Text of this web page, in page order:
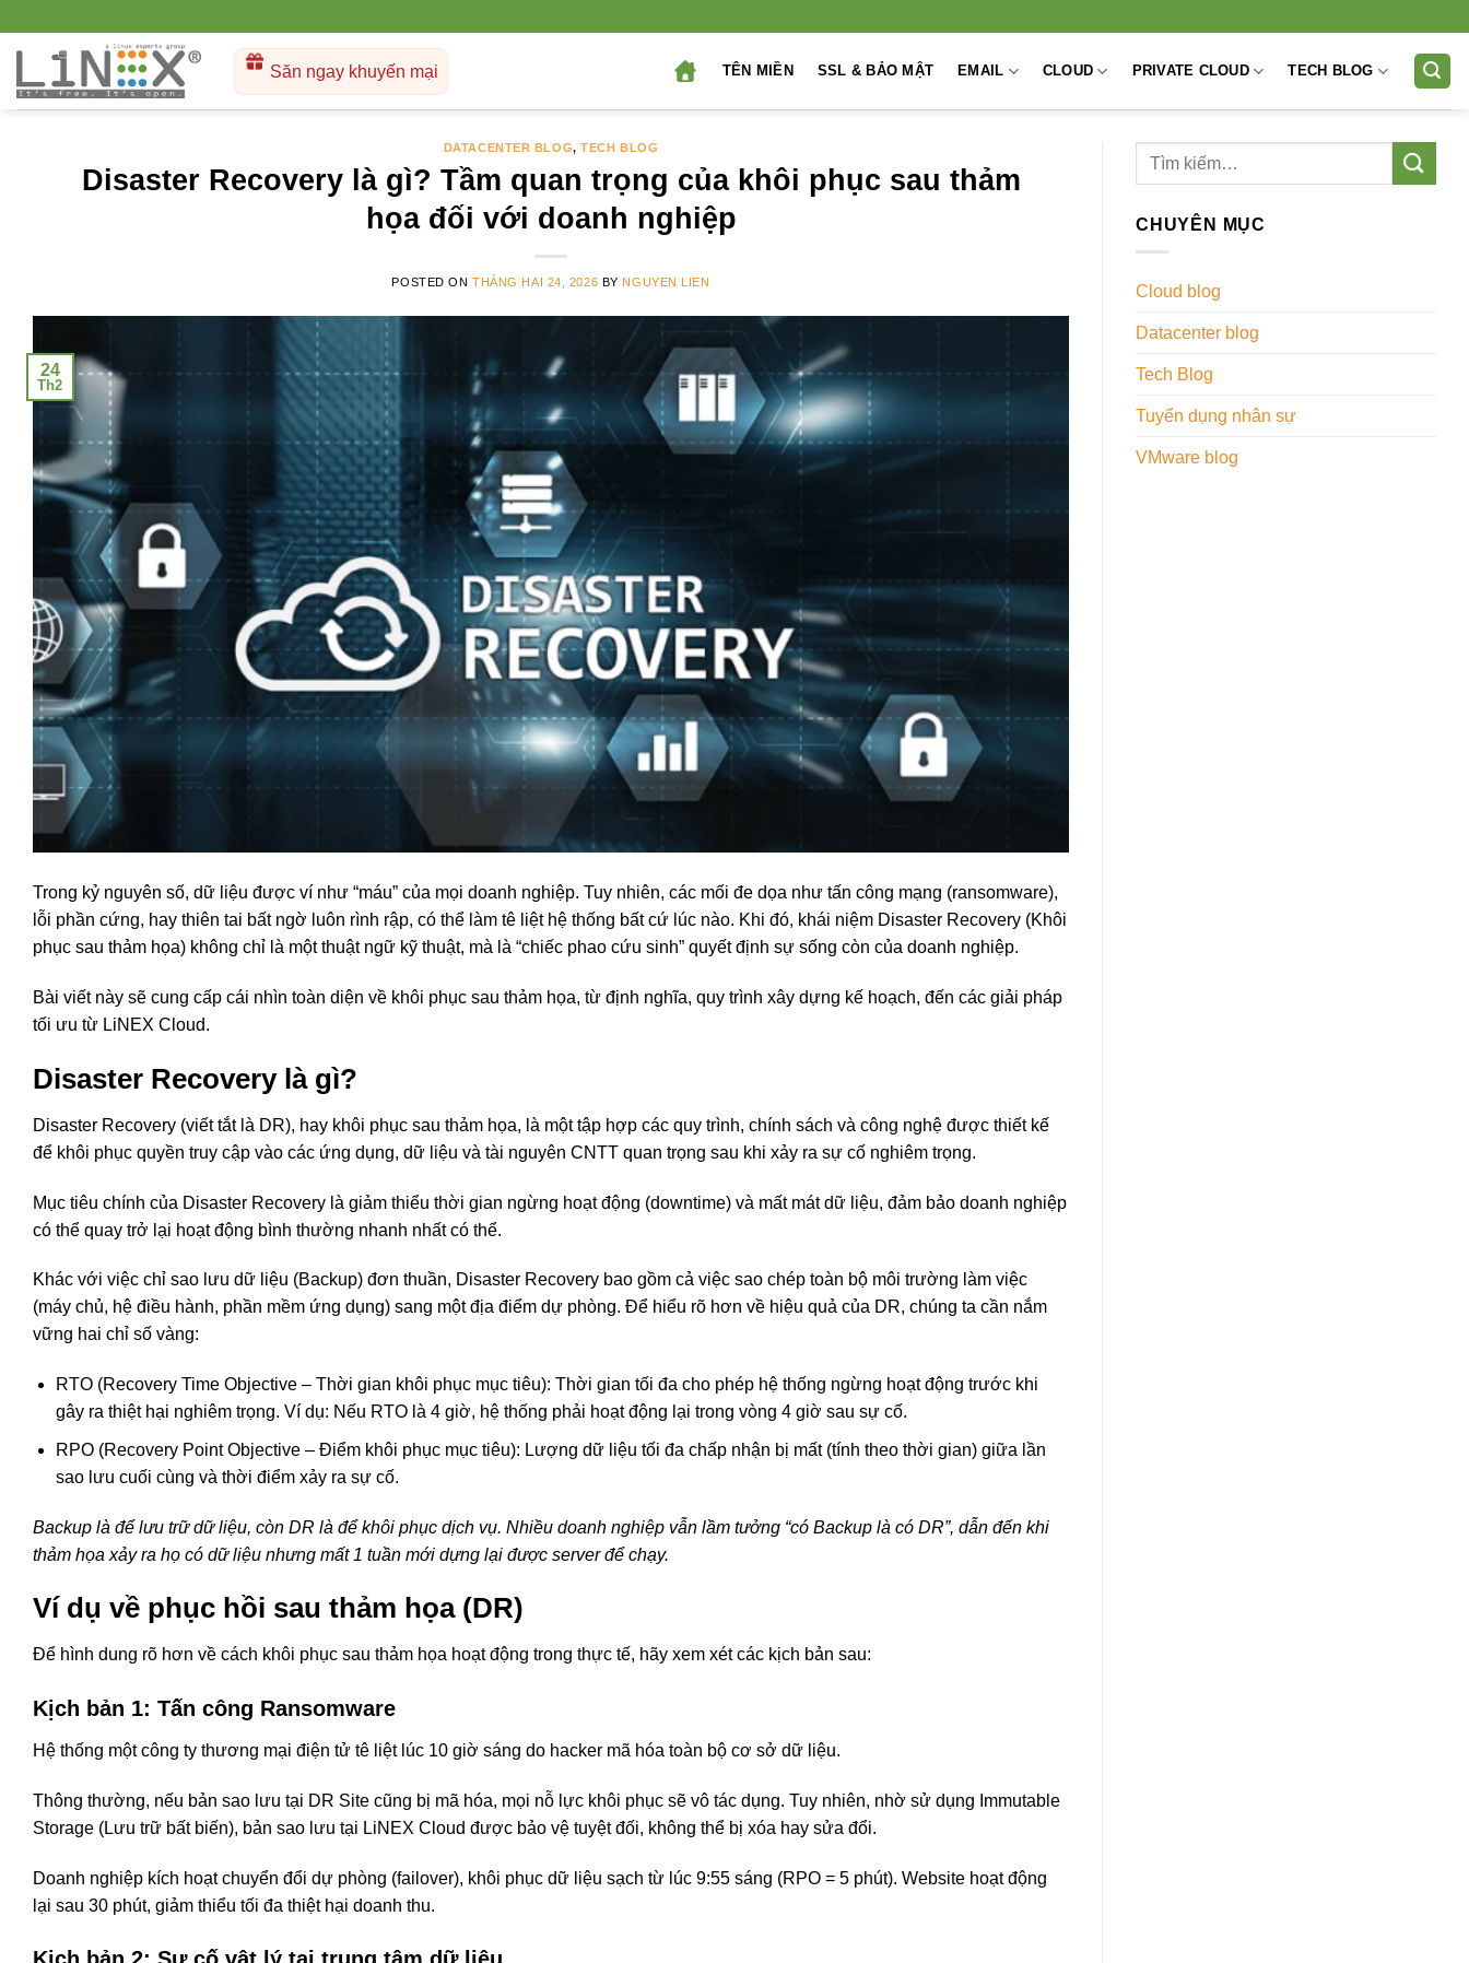
Săn ngay khuyến mại TÊN MIỀN SSL & BẢO MẬT EMAIL CLOUD PRIVATE CLOUD TECH BLOG
DATACENTER BLOG,TECH BLOG
Disaster Recovery là gì? Tầm quan trọng của khôi phục sau thảm
họa đối với doanh nghiệp
POSTED ONTHÁNG HAI 24, 2026 BY NGUYEN LIEN
24
Th2
Trong kỷ nguyên số, dữ liệu được ví như “máu” của mọi doanh nghiệp. Tuy nhiên, các mối đe dọa như tấn công mạng (ransomware),
lỗi phần cứng, hay thiên tai bất ngờ luôn rình rập, có thể làm tê liệt hệ thống bất cứ lúc nào. Khi đó, khái niệm Disaster Recovery (Khôi
phục sau thảm họa) không chỉ là một thuật ngữ kỹ thuật, mà là “chiếc phao cứu sinh” quyết định sự sống còn của doanh nghiệp.
Bài viết này sẽ cung cấp cái nhìn toàn diện về khôi phục sau thảm họa, từ định nghĩa, quy trình xây dựng kế hoạch, đến các giải pháp
tối ưu từ LiNEX Cloud.
Disaster Recovery là gì?
Disaster Recovery (viết tắt là DR), hay khôi phục sau thảm họa, là một tập hợp các quy trình, chính sách và công nghệ được thiết kế
để khôi phục quyền truy cập vào các ứng dụng, dữ liệu và tài nguyên CNTT quan trọng sau khi xảy ra sự cố nghiêm trọng.
Mục tiêu chính của Disaster Recovery là giảm thiểu thời gian ngừng hoạt động (downtime) và mất mát dữ liệu, đảm bảo doanh nghiệp
có thể quay trở lại hoạt động bình thường nhanh nhất có thể.
Khác với việc chỉ sao lưu dữ liệu (Backup) đơn thuần, Disaster Recovery bao gồm cả việc sao chép toàn bộ môi trường làm việc
(máy chủ, hệ điều hành, phần mềm ứng dụng) sang một địa điểm dự phòng. Để hiểu rõ hơn về hiệu quả của DR, chúng ta cần nắm
vững hai chỉ số vàng:
RTO (Recovery Time Objective – Thời gian khôi phục mục tiêu): Thời gian tối đa cho phép hệ thống ngừng hoạt động trước khi
gây ra thiệt hại nghiêm trọng. Ví dụ: Nếu RTO là 4 giờ, hệ thống phải hoạt động lại trong vòng 4 giờ sau sự cố.
RPO (Recovery Point Objective – Điểm khôi phục mục tiêu): Lượng dữ liệu tối đa chấp nhận bị mất (tính theo thời gian) giữa lần
sao lưu cuối cùng và thời điểm xảy ra sự cố.
Backup là để lưu trữ dữ liệu, còn DR là để khôi phục dịch vụ. Nhiều doanh nghiệp vẫn lầm tưởng “có Backup là có DR”, dẫn đến khi
thảm họa xảy ra họ có dữ liệu nhưng mất 1 tuần mới dựng lại được server để chạy.
Ví dụ về phục hồi sau thảm họa (DR)
Để hình dung rõ hơn về cách khôi phục sau thảm họa hoạt động trong thực tế, hãy xem xét các kịch bản sau:
Kịch bản 1: Tấn công Ransomware
Hệ thống một công ty thương mại điện tử tê liệt lúc 10 giờ sáng do hacker mã hóa toàn bộ cơ sở dữ liệu.
Thông thường, nếu bản sao lưu tại DR Site cũng bị mã hóa, mọi nỗ lực khôi phục sẽ vô tác dụng. Tuy nhiên, nhờ sử dụng Immutable
Storage (Lưu trữ bất biến), bản sao lưu tại LiNEX Cloud được bảo vệ tuyệt đối, không thể bị xóa hay sửa đổi.
Doanh nghiệp kích hoạt chuyển đổi dự phòng (failover), khôi phục dữ liệu sạch từ lúc 9:55 sáng (RPO = 5 phút). Website hoạt động
lại sau 30 phút, giảm thiểu tối đa thiệt hại doanh thu.
CHUYÊN MỤC
Cloud blog
Datacenter blog
Tech Blog
Tuyển dụng nhân sự
VMware blog